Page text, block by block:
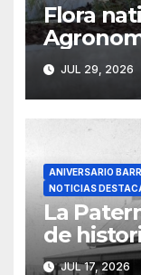
Flora
JUL 29, 2026
ANIVERSARIO
NOTICIAS
La
de
JUL 17, 2026